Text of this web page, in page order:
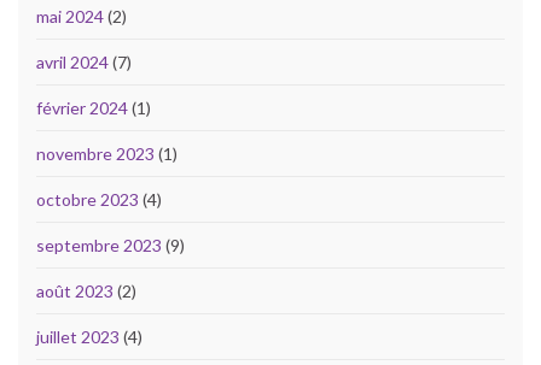
mai 2024(2)
avril 2024(7)
février 2024(1)
novembre 2023 (1)
octobre 2023 (4)
septembre 2023 (9)
août 2023 (2)
juillet 2023 (4)